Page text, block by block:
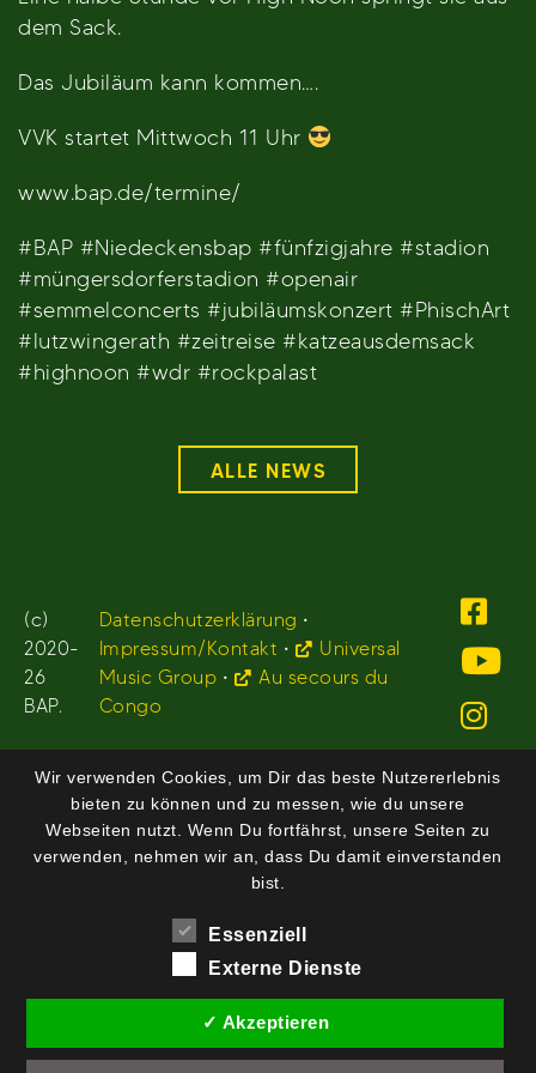
dem Sack.
Das Jubiläum kann kommen….
VVK startet Mittwoch 11 Uhr
www.bap.de/termine/
#BAP #Niedeckensbap #fünfzigjahre #stadion
#müngersdorferstadion #openair
#semmelconcerts #jubiläumskonzert #PhischArt
#lutzwingerath #zeitreise #katzeausdemsack
#highnoon #wdr #rockpalast
ALLE NEWS
(c)
2020-
26
BAP.
Datenschutzerklärung •
Impressum/Kontakt •
Universal
Music Group •
Au secours du
Congo
Wir verwenden Cookies, um Dir das beste Nutzererlebnis
bieten zu können und zu messen, wie du unsere
Webseiten nutzt. Wenn Du fortfährst, unsere Seiten zu
verwenden, nehmen wir an, dass Du damit einverstanden
bist.
Essenziell
Externe Dienste
✓ Akzeptieren